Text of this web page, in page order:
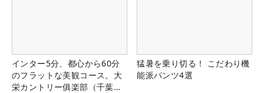
インター5分、都心から60分
のフラットな美観コース。大
栄カントリー俱楽部（千葉
猛暑を乗り切る！ こだわり機
能派パンツ4選